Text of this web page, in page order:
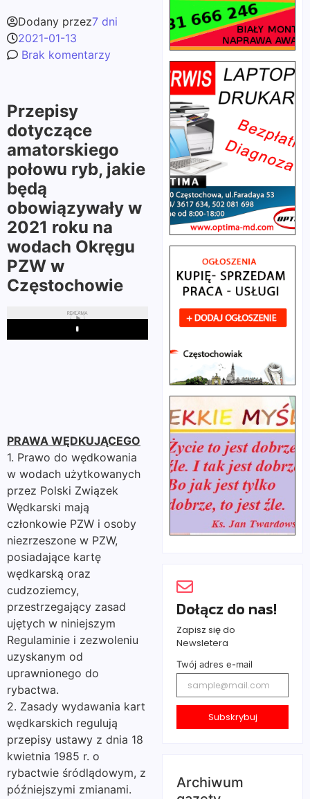
Dodany przez7 dni
2021-01-13
Brak komentarzy
Przepisy
dotyczące
amatorskiego
połowu ryb, jakie
będą
obowiązywały w
2021 roku na
wodach Okręgu
PZW w
Częstochowie
REKLAMA
Play
PRAWA WĘDKUJĄCEGO
1. Prawo do wędkowania
w wodach użytkowanych
przez Polski Związek
Wędkarski mają
członkowie PZW i osoby
niezrzeszone w PZW,
posiadające kartę
wędkarską oraz
cudzoziemcy,
przestrzegający zasad
ujętych w niniejszym
Regulaminie i zezwoleniu
uzyskanym od
uprawnionego do
rybactwa.
2. Zasady wydawania kart
wędkarskich regulują
przepisy ustawy z dnia 18
kwietnia 1985 r. o
rybactwie śródlądowym, z
późniejszymi zmianami.
Dołącz do nas!
Zapisz się do
Newsletera
Twój adres e-mail
Subskrybuj
Archiwum